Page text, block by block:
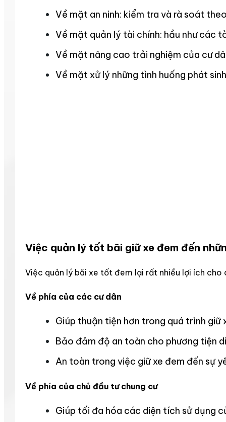
Về mặt an ninh: kiểm tra và rà soát
Về mặt quản lý tài chính: hầu như các
Về mặt nâng cao trải nghiệm của cư
Về mặt xử lý những tình huống phát
Việc quản lý tốt bãi giữ xe đem đến
Việc quản lý bãi xe tốt đem lại rất nhiều lợi ích cho
Về phía của các cư dân
Giúp thuận tiện hơn trong quá trình
Bảo đảm độ an toàn cho phương tiện
An toàn trong việc giữ xe đem đến sự
Về phía của chủ đầu tư chung cư
Giúp tối đa hóa các diện tích sử dụng